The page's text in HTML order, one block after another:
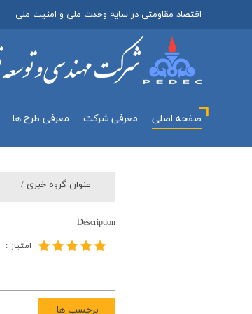
اقتصاد مقاومتی در سایه وحدت ملی و امنیت ملی
صفحه اصلی معرفي شركت معرفی طرح ها
عنوان گروه خبري /
Description
امتیاز :
برچسب ها